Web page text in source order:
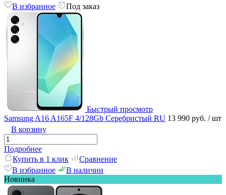
В избранное
Под заказ
Быстрый просмотр
Samsung A16 A165F 4/128Gb Серебристый RU 13 990 руб. / шт
В корзину
Подробнее
Купить в 1 клик
Сравнение
В избранное
В наличии
Новинка